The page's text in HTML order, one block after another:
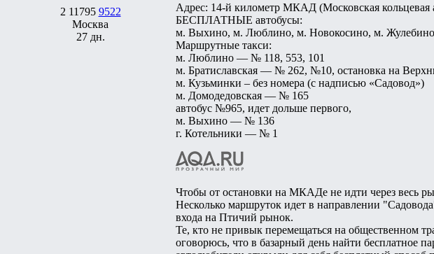
2 11795 9522
Москва
27 дн.
Адрес: 14-й километр МКАД (Московская кольцевая
БЕСПЛАТНЫЕ автобусы:
м. Выхино, м. Люблино, м. Новокосино, м.
Маршрутные такси:
м. Люблино — № 118, 553, 101
м. Братиславская — № 262, №10, остановка на
м. Кузьминки – без номера (с надписью «Садовод»)
м. Домодедовская — № 165
автобус №965, идет дольше первого,
м. Выхино — № 136
г. Котельники — № 1
Чтобы от остановки на МКАДе не идти через весь
Несколько маршруток идет в направлении
входа на Птичий рынок.
Те, кто не привык перемещаться на общественном
оговорюсь, что в базарный день найти бесплатное